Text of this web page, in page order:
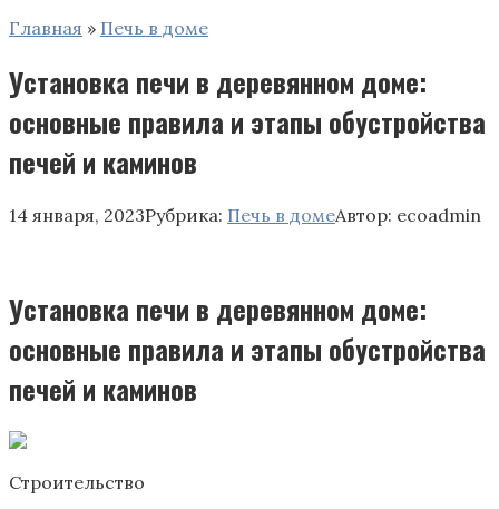
Главная » Печь в доме
Установка печи в деревянном доме:
основные правила и этапы обустройства
печей и каминов
14 января, 2023Рубрика: Печь в домеАвтор: ecoadmin
Установка печи в деревянном доме:
основные правила и этапы обустройства
печей и каминов
Строительство